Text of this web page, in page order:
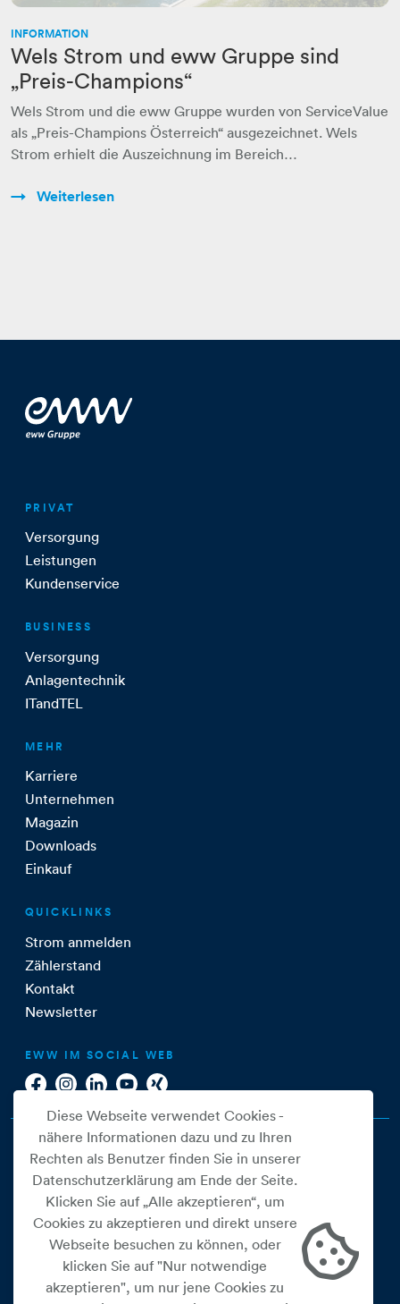
INFORMATION
Wels Strom und eww Gruppe sind
„Preis-Champions“
Wels Strom und die eww Gruppe wurden von ServiceValue
als „Preis-Champions Österreich“ ausgezeichnet. Wels
Strom erhielt die Auszeichnung im Bereich…
Weiterlesen
PRIVAT
Versorgung
Leistungen
Kundenservice
BUSINESS
Versorgung
Anlagentechnik
ITandTEL
MEHR
Karriere
Unternehmen
Magazin
Downloads
Einkauf
QUICKLINKS
Strom anmelden
Zählerstand
Kontakt
Newsletter
EWW IM SOCIAL WEB
Cookie Einstellungen
Datenschutz
Diese Webseite verwendet Cookies -
nähere Informationen dazu und zu Ihren
Rechten als Benutzer finden Sie in unserer
Datenschutzerklärung am Ende der Seite.
Klicken Sie auf „Alle akzeptieren“, um
Cookies zu akzeptieren und direkt unsere
Webseite besuchen zu können, oder
klicken Sie auf "Nur notwendige
akzeptieren", um nur jene Cookies zu